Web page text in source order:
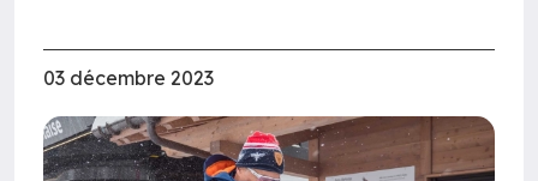
03 décembre 2023